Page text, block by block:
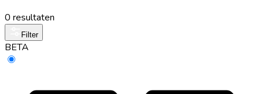
0 resultaten
Filter
BETA